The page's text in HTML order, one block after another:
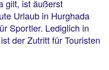
gilt, ist äußerst
Urlaub in Hurghada
Sportler. Lediglich in
der Zutritt für Touristen